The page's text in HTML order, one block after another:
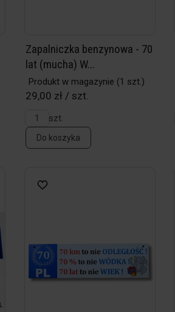
Zapalniczka benzynowa - 70
lat (mucha) W...
Produkt w magazynie (1 szt.)
29,00 zł / szt.
szt.
Do koszyka